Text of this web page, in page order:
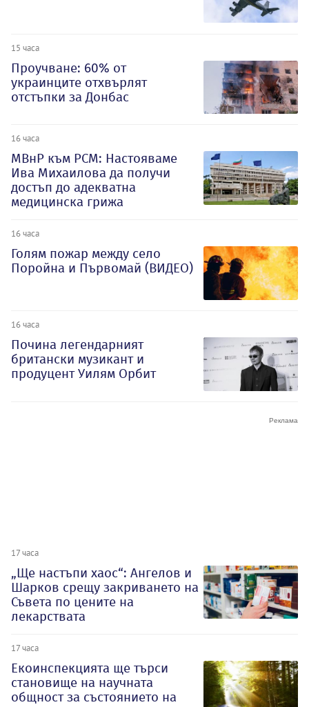
15 часа
Проучване: 60% от
украинците отхвърлят
отстъпки за Донбас
16 часа
МВнР към РСМ: Настояваме
Ива Михаилова да получи
достъп до адекватна
медицинска грижа
16 часа
Голям пожар между село
Поройна и Първомай (ВИДЕО)
16 часа
Почина легендарният
британски музикант и
продуцент Уилям Орбит
17 часа
„Ще настъпи хаос“: Ангелов и
Шарков срещу закриването на
Съвета по цените на
лекарствата
17 часа
Екоинспекцията ще търси
становище на научната
общност за състоянието на